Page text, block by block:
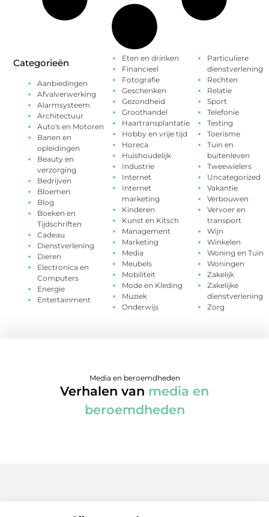
Categorieën
Aanbiedingen
Afvalverwerking
Alarmsysteem
Architectuur
Auto's en Motoren
Banen en
opleidingen
Beauty en
verzorging
Bedrijven
Bloemen
Blog
Boeken en
Tijdschriften
Cadeau
Dienstverlening
Dieren
Electronica en
Computers
Energie
Entertainment
Eten en drinken
Financieel
Fotografie
Geschenken
Gezondheid
Groothandel
Haartransplantatie
Hobby en vrije tijd
Horeca
Huishoudelijk
Industrie
Internet
Internet
marketing
Kinderen
Kunst en Kitsch
Management
Marketing
Media
Meubels
Mobiliteit
Mode en Kleding
Muziek
Onderwijs
Particuliere
dienstverlening
Rechten
Relatie
Sport
Telefonie
Testing
Toerisme
Tuin en
buitenleven
Tweewielers
Uncategorized
Vakantie
Verbouwen
Vervoer en
transport
Wijn
Winkelen
Woning en Tuin
Woningen
Zakelijk
Zakelijke
dienstverlening
Zorg
Media en beroemdheden
Verhalen van media en
beroemdheden